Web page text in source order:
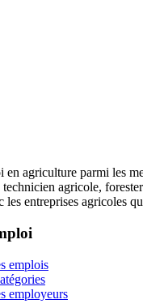
en agriculture parmi les
agricole,
les entreprises agricoles
emplois
employeurs